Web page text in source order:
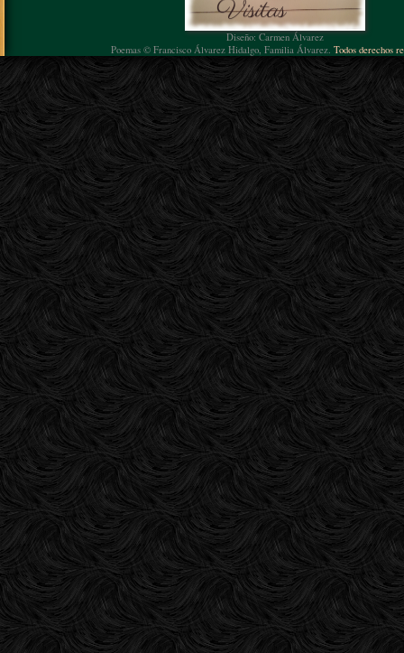
Diseño: Carmen Álvarez
Poemas © Francisco Álvarez Hidalgo, Familia Álvarez. Todos derechos